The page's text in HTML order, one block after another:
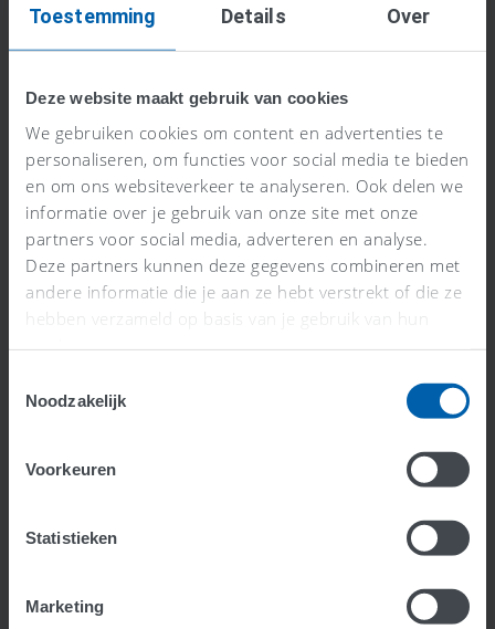
Toestemming Details Over
Deze website maakt gebruik van cookies
We gebruiken cookies om content en advertenties te
personaliseren, om functies voor social media te bieden
en om ons websiteverkeer te analyseren. Ook delen we
informatie over je gebruik van onze site met onze
partners voor social media, adverteren en analyse.
Deze partners kunnen deze gegevens combineren met
andere informatie die je aan ze hebt verstrekt of die ze
hebben verzameld op basis van je gebruik van hun
services.
Noodzakelijk
Voorkeuren
Statistieken
Marketing
0% BTW vs Geen BTW: Wat is het
Verschil?
Lees meer >